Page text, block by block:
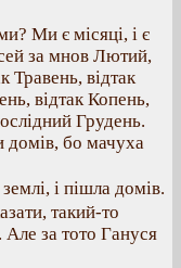
Ми є місяці, і є
за мнов Лютий,
Травень, відтак
відтак Копень,
Грудень.
домів, бо мачуха
і пішла домів.
такий-то
за тото Гануся